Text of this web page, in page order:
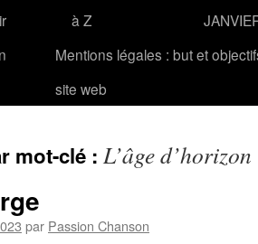
à Z
Mentions légales : but et
site web
mot-clé : L’âge d’horizon
par Passion Chanson